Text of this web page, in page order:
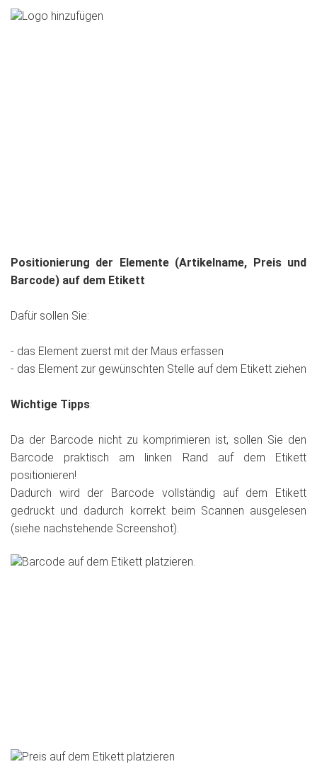
Positionierung der Elemente (Artikelname, Preis und
Barcode) auf dem Etikett
Dafür sollen Sie:
- das Element zuerst mit der Maus erfassen
- das Element zur gewünschten Stelle auf dem Etikett ziehen
Wichtige Tipps:
Da der Barcode nicht zu komprimieren ist, sollen Sie den
Barcode praktisch am linken Rand auf dem Etikett
positionieren!
Dadurch wird der Barcode vollständig auf dem Etikett
gedruckt und dadurch korrekt beim Scannen ausgelesen
(siehe nachstehende Screenshot).